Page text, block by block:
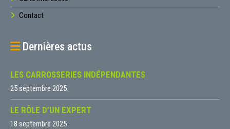
Contact
Dernières actus
LES CARROSSERIES INDÉPENDANTES
25 septembre 2025
LE RÔLE D’UN EXPERT
18 septembre 2025